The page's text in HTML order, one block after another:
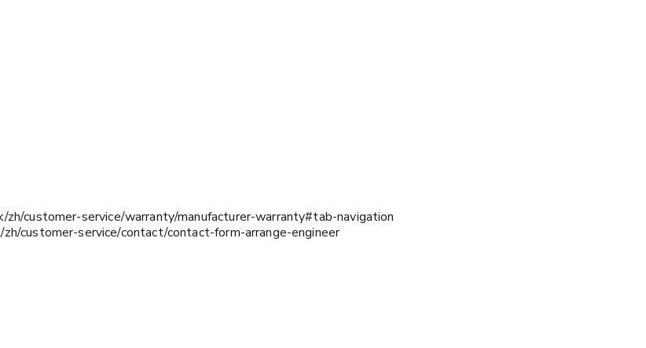
customer-service/warranty/manufacturer-warranty#tab-navigation
customer-service/contact/contact-form-arrange-engineer